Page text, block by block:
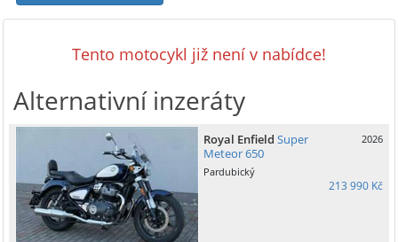
Tento motocykl již není v nabídce!
Alternativní inzeráty
Royal Enfield Super
Meteor 650
2026
Pardubický
213 990 Kč